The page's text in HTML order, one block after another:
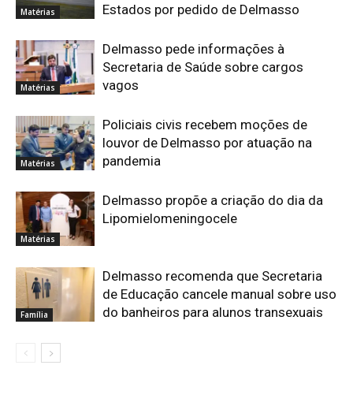
Matérias
Estados por pedido de Delmasso
Matérias
Delmasso pede informações à
Secretaria de Saúde sobre cargos
vagos
Matérias
Policiais civis recebem moções de
louvor de Delmasso por atuação na
pandemia
Matérias
Delmasso propõe a criação do dia da
Lipomielomeningocele
Família
Delmasso recomenda que Secretaria
de Educação cancele manual sobre uso
do banheiros para alunos transexuais